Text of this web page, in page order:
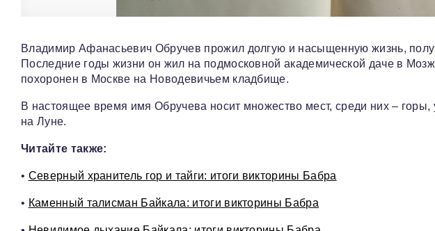
Владимир Афанасьевич Обручев прожил долгую и насыщенную жизнь,
Последние годы жизни он жил на подмосковной академической даче в
похоронен в Москве на Новодевичьем кладбище.
В настоящее время имя Обручева носит множество мест, среди них –
на Луне.
Читайте также:
• Северный хранитель гор и тайги: итоги викторины Бабра
• Каменный талисман Байкала: итоги викторины Бабра